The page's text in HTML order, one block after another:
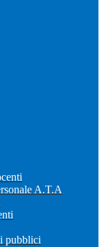
A.T.A
pubblici